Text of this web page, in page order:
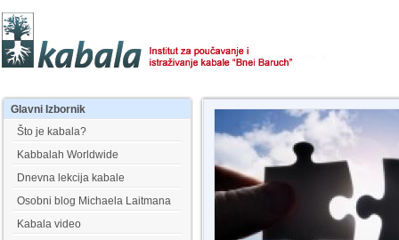
Glavni Izbornik
Što je kabala?
Kabbalah Worldwide
Dnevna lekcija kabale
Osobni blog Michaela Laitmana
Kabala video